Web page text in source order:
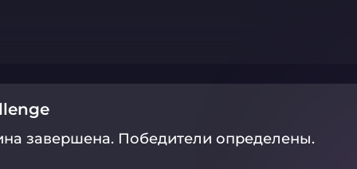
завершена. Победители определены.